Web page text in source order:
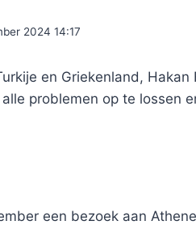
2024 14:17
en Griekenland,
problemen op te lossen
een bezoek aan